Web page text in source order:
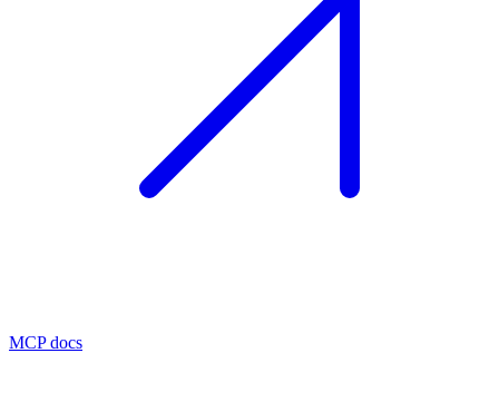
MCP docs